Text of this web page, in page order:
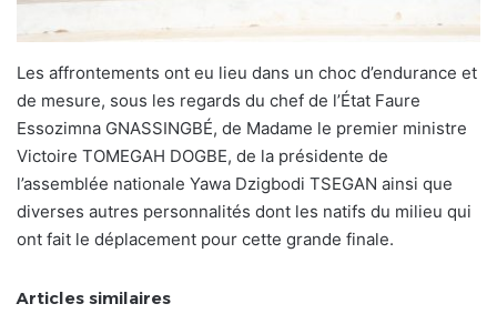
Les affrontements ont eu lieu dans un choc d’endurance et
de mesure, sous les regards du chef de l’État Faure
Essozimna GNASSINGBÉ, de Madame le premier ministre
Victoire TOMEGAH DOGBE, de la présidente de
l’assemblée nationale Yawa Dzigbodi TSEGAN ainsi que
diverses autres personnalités dont les natifs du milieu qui
ont fait le déplacement pour cette grande finale.
Articles similaires